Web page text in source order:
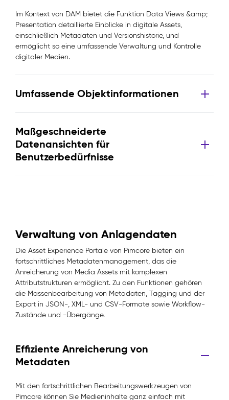
Im Kontext von DAM bietet die Funktion Data Views &amp;
Presentation detaillierte Einblicke in digitale Assets,
einschließlich Metadaten und Versionshistorie, und
ermöglicht so eine umfassende Verwaltung und Kontrolle
digitaler Medien.
Umfassende Objektinformationen
Maßgeschneiderte
Datenansichten für
Benutzerbedürfnisse
Verwaltung von Anlagendaten
Die Asset Experience Portale von Pimcore bieten ein
fortschrittliches Metadatenmanagement, das die
Anreicherung von Media Assets mit komplexen
Attributstrukturen ermöglicht. Zu den Funktionen gehören
die Massenbearbeitung von Metadaten, Tagging und der
Export in JSON-, XML- und CSV-Formate sowie Workflow-
Zustände und -Übergänge.
Effiziente Anreicherung von
Metadaten
Mit den fortschrittlichen Bearbeitungswerkzeugen von
Pimcore können Sie Medieninhalte ganz einfach mit